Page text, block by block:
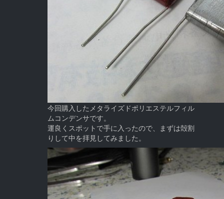
今回購入したメタライズドポリエステルフィル
ムコンデンサです。
運良くスポットで手に入ったので、まずは殻割
りして中を拝見してみました。